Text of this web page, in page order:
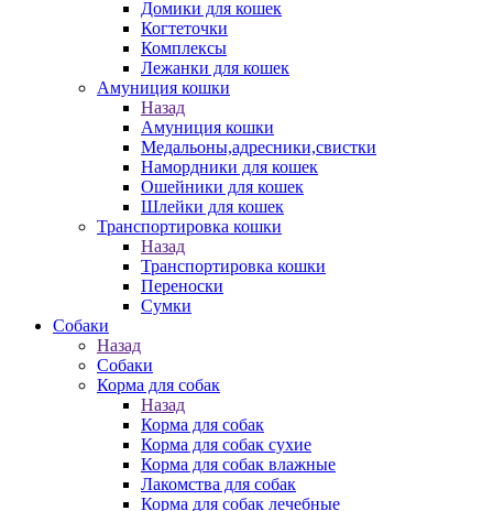
Домики для кошек
Когтеточки
Комплексы
Лежанки для кошек
Амуниция кошки
Назад
Амуниция кошки
Медальоны,адресники,свистки
Намордники для кошек
Ошейники для кошек
Шлейки для кошек
Транспортировка кошки
Назад
Транспортировка кошки
Переноски
Сумки
Собаки
Назад
Собаки
Корма для собак
Назад
Корма для собак
Корма для собак сухие
Корма для собак влажные
Лакомства для собак
Корма для собак лечебные